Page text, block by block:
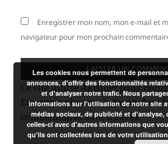
Enregistrer mon nom, mon e-mail et
navigateur pour mon prochain
Ce site utilise Akismet pour
En savoir plus sur la façon dont
commentaires sont traitées.
Les cookies nous permettent de
annonces, d'offrir des fonctionnalités
et d'analyser notre trafic. Nous
informations sur l'utilisation de notre site
médias sociaux, de publicité et
celles-ci avec d'autres informations que
qu'ils ont collectées lors de votre